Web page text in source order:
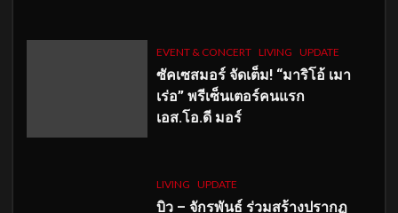
EVENT & CONCERT LIVING UPDATE
ซัคเซสมอร์ จัดเต็ม! “มาริโอ้ เมา
เร่อ” พรีเซ็นเตอร์คนแรก
เอส.โอ.ดี มอร์
LIVING UPDATE
บิว – จักรพันธ์ ร่วมสร้างปรากฏ